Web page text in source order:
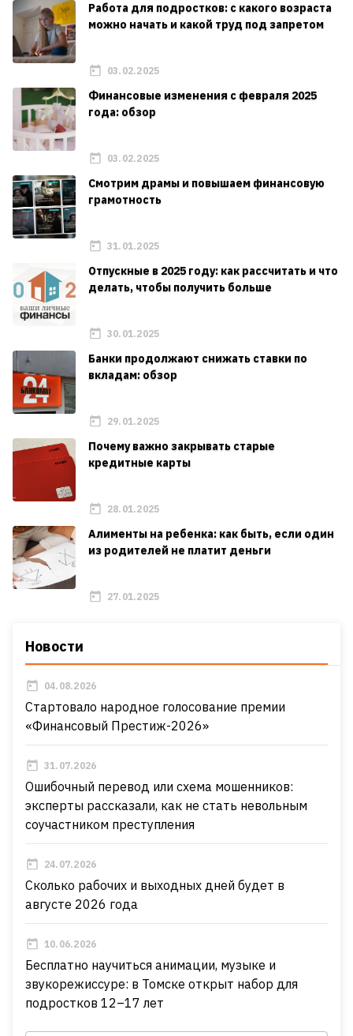
Работа для подростков: с какого возраста
можно начать и какой труд под запретом
03.02.2025
Финансовые изменения с февраля 2025
года: обзор
03.02.2025
Смотрим драмы и повышаем финансовую
грамотность
31.01.2025
Отпускные в 2025 году: как рассчитать и что
делать, чтобы получить больше
30.01.2025
Банки продолжают снижать ставки по
вкладам: обзор
29.01.2025
Почему важно закрывать старые
кредитные карты
28.01.2025
Алименты на ребенка: как быть, если один
из родителей не платит деньги
27.01.2025
Новости
04.08.2026
Стартовало народное голосование премии
«Финансовый Престиж-2026»
31.07.2026
Ошибочный перевод или схема мошенников:
эксперты рассказали, как не стать невольным
соучастником преступления
24.07.2026
Сколько рабочих и выходных дней будет в
августе 2026 года
10.06.2026
Бесплатно научиться анимации, музыке и
звукорежиссуре: в Томске открыт набор для
подростков 12–17 лет